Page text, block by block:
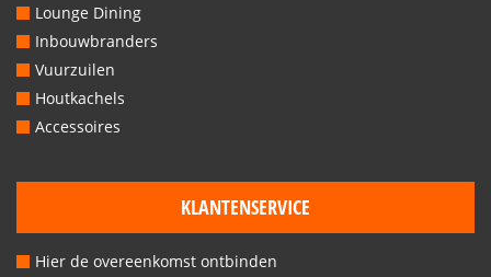
Lounge Dining
Inbouwbranders
Vuurzuilen
Houtkachels
Accessoires
KLANTENSERVICE
Hier de overeenkomst ontbinden